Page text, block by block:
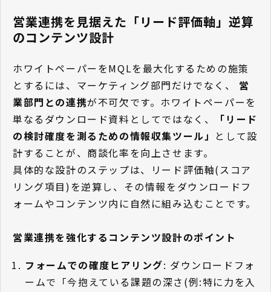
営業連携を見据えた「リード評価軸」逆算
のコンテンツ設計
ホワイトペーパーをMQLを最大化するための施策
とするには、マーケティング部門だけでなく、 営
業部門との連携が不可欠です。ホワイトペーパーを
単なるダウンロード資料としてではなく、
「リード
の検討確度を測るための情報収集ツール」 として設
計することが、商談化率を向上させます。
具体的な設計のステップは、リード評価軸(スコア
リング項目)を逆算し、その情報をダウンロードフ
ォームやコンテンツ内に自然に組み込むことです。
営業連携を強化するコンテンツ設計のポイント
フォームでの確度ヒアリング: ダウンロードフォ
ームで「今抱えている課題の深さ(例:特に力を入